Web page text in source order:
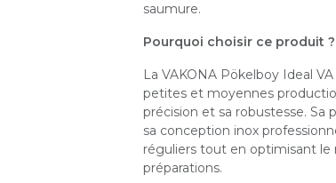
saumure.
Pourquoi choisir ce produit ?
La VAKONA Pökelboy Ideal
petites et moyennes
précision et sa robustesse.
sa conception inox
réguliers tout en optimisant
préparations.